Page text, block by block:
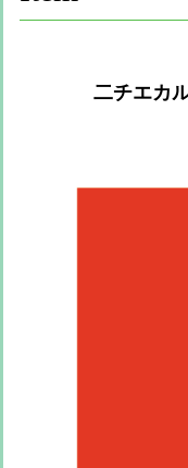
二チエカ